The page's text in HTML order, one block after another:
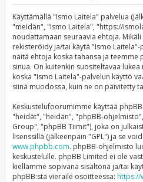
Käyttämällä "Ismo Laitela" palvelua
"meidän", "Ismo Laitela", "https://
noudattamaan seuraavia ehtoja.
rekisteröidy ja/tai käytä "Ismo
näitä ehtoja koska tahansa ja
sinua. On kuitenkin suositeltavaa
koska "Ismo Laitela"-palvelun käyttö
siinä muodossa, kuin ne on päivitetty
Keskustelufoorumimme käyttää
"heidät", "heidän", "phpBB-
Group", "phpBB Tiimit"), joka on
lisenssillä (jälkeenpäin "GPL") ja se
www.phpbb.com. phpBB-ohjelmisto
keskustelulle. phpBB Limited ei ole
kiellämme sopivana sisältönä ja/tai
phpBB:stä vieraile osoitteessa: https://